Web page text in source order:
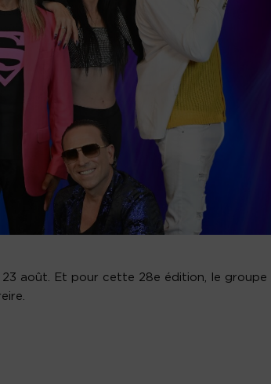
23 août. Et pour cette 28e édition, le groupe